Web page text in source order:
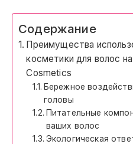
Содержание
Преимущества
косметики для волос
Cosmetics
Бережное
головы
Питательные
ваших волос
Экологическая